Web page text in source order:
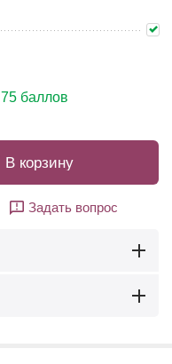
75 баллов
В корзину
Задать вопрос